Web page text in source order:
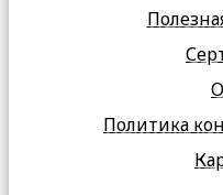
Политика